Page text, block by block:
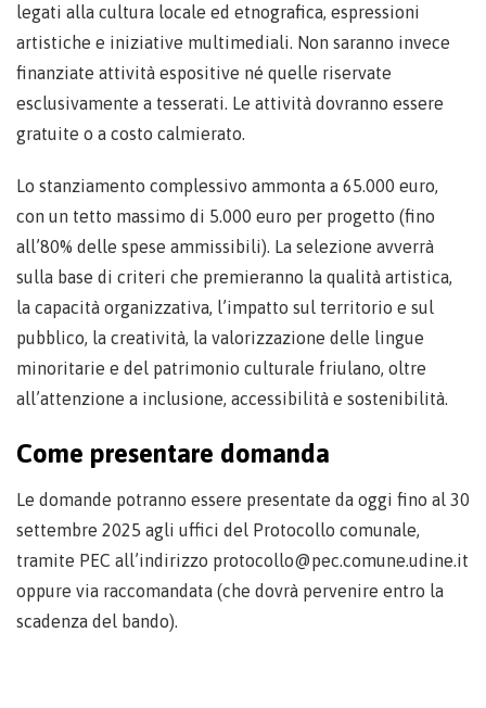
legati alla cultura locale ed etnografica, espressioni
artistiche e iniziative multimediali. Non saranno invece
finanziate attività espositive né quelle riservate
esclusivamente a tesserati. Le attività dovranno essere
gratuite o a costo calmierato.
Lo stanziamento complessivo ammonta a 65.000 euro,
con un tetto massimo di 5.000 euro per progetto (fino
all’80% delle spese ammissibili). La selezione avverrà
sulla base di criteri che premieranno la qualità artistica,
la capacità organizzativa, l’impatto sul territorio e sul
pubblico, la creatività, la valorizzazione delle lingue
minoritarie e del patrimonio culturale friulano, oltre
all’attenzione a inclusione, accessibilità e sostenibilità.
Come presentare domanda
Le domande potranno essere presentate da oggi fino al 30
settembre 2025 agli uffici del Protocollo comunale,
tramite PEC all’indirizzo protocollo@pec.comune.udine.it
oppure via raccomandata (che dovrà pervenire entro la
scadenza del bando).